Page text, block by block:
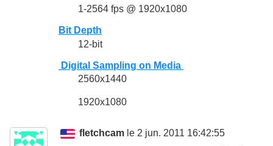
1-2564 fps @ 1920x1080
Bit Depth
12-bit
Digital Sampling on Media
2560x1440
1920x1080
fletchcam le 2 jun. 2011 16:42:55